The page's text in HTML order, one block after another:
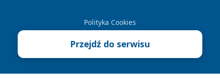
Polityka Cookies
Przejdź do serwisu